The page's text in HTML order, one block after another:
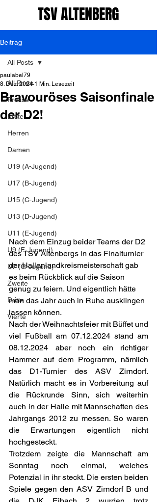
TSV ALTENBERG
Beitrag
All Posts
Presse
Erste
Herren
Damen
U19 (A-Jugend)
U17 (B-Jugend)
U15 (C-Jugend)
U13 (D-Jugend)
U11 (E-Jugend)
U9 (F-Jugend)
U7 (G-Jugend)
Zweite
Dritte
Vierte
All Posts
Bravouröses Saisonfinale
der D2!
paulabel79
8. Dez. 2024 1 Min. Lesezeit
Nach dem Einzug beider Teams der D2
des TSV Altenbergs in das Finalturnier
der Hallenlandkreismeisterschaft gab
es beim Rückblick auf die Saison
genug zu feiern. Und eigentlich hätte
man das Jahr auch in Ruhe ausklingen
lassen können.
Nach der Weihnachtsfeier mit Büffet und
viel Fußball am 07.12.2024 stand am
08.12.2024 aber noch ein richtiger
Hammer auf dem Programm, nämlich
das D1-Turnier des ASV Zirndorf.
Natürlich macht es in Vorbereitung auf
die Rückrunde Sinn, sich weiterhin
auch in der Halle mit Mannschaften des
Jahrgangs 2012 zu messen. So waren
die Erwartungen eigentlich nicht
hochgesteckt.
Trotzdem zeigte die Mannschaft am
Sonntag noch einmal, welches
Potenzial in ihr steckt. Die ersten beiden
Spiele gegen den ASV Zirndorf B und